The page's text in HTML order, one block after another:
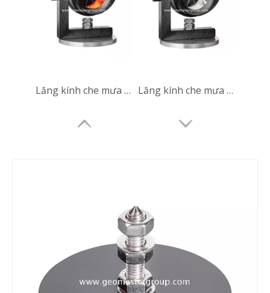
Lăng kính che mưa (Đế 80mm) Lăng kính che mưa (Đế 80mm)
Lăng kính che mưa (Đế 80mm)